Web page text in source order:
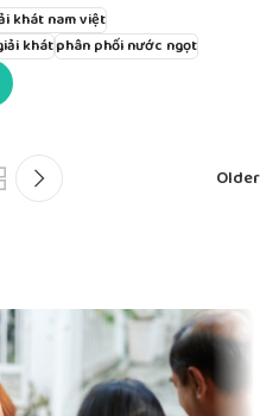
khát nam việt
khátphân phối nước ngọt
Older